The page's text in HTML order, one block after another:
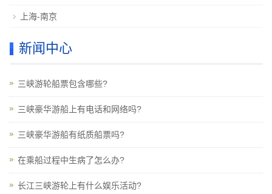
上海-南京
新闻中心
三峡游轮船票包含哪些?
三峡豪华游船上有电话和网络吗?
三峡豪华游船有纸质船票吗?
在乘船过程中生病了怎么办?
长江三峡游轮上有什么娱乐活动?